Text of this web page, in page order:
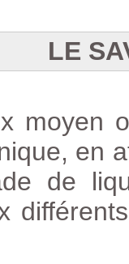
LE
moyen
en
de